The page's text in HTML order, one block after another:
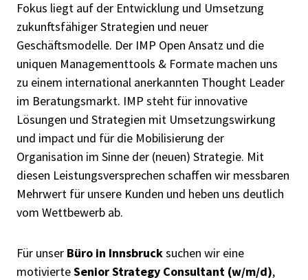
Fokus liegt auf der Entwicklung und Umsetzung
zukunftsfähiger Strategien und neuer
Geschäftsmodelle. Der IMP Open Ansatz und die
uniquen Managementtools & Formate machen uns
zu einem international anerkannten Thought Leader
im Beratungsmarkt. IMP steht für innovative
Lösungen und Strategien mit Umsetzungswirkung
und impact und für die Mobilisierung der
Organisation im Sinne der (neuen) Strategie. Mit
diesen Leistungsversprechen schaffen wir messbaren
Mehrwert für unsere Kunden und heben uns deutlich
vom Wettbewerb ab.
Für unser Büro in Innsbrucksuchen wir eine
motivierteSenior Strategy Consultant (w/m/d),